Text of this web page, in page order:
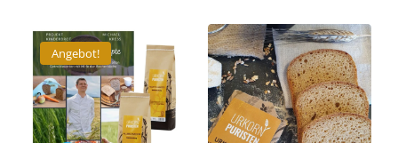
Angebot!